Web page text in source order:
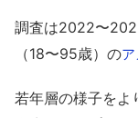
調査は2022〜
（18〜95歳）の
若年層の様子をよ